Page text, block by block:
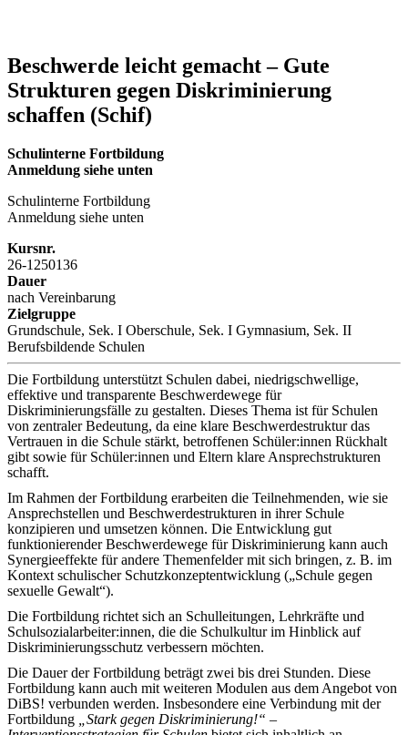
Beschwerde leicht gemacht – Gute
Strukturen gegen Diskriminierung
schaffen (Schif)
Schulinterne Fortbildung
Anmeldung siehe unten
Schulinterne Fortbildung
Anmeldung siehe unten
Kursnr.
26-1250136
Dauer
nach Vereinbarung
Zielgruppe
Grundschule, Sek. I Oberschule, Sek. I Gymnasium, Sek. II
Berufsbildende Schulen
Die Fortbildung unterstützt Schulen dabei, niedrigschwellige,
effektive und transparente Beschwerdewege für
Diskriminierungsfälle zu gestalten. Dieses Thema ist für Schulen
von zentraler Bedeutung, da eine klare Beschwerdestruktur das
Vertrauen in die Schule stärkt, betroffenen Schüler:innen Rückhalt
gibt sowie für Schüler:innen und Eltern klare Ansprechstrukturen
schafft.
Im Rahmen der Fortbildung erarbeiten die Teilnehmenden, wie sie
Ansprechstellen und Beschwerdestrukturen in ihrer Schule
konzipieren und umsetzen können. Die Entwicklung gut
funktionierender Beschwerdewege für Diskriminierung kann auch
Synergieeffekte für andere Themenfelder mit sich bringen, z. B. im
Kontext schulischer Schutzkonzeptentwicklung („Schule gegen
sexuelle Gewalt“).
Die Fortbildung richtet sich an Schulleitungen, Lehrkräfte und
Schulsozialarbeiter:innen, die die Schulkultur im Hinblick auf
Diskriminierungsschutz verbessern möchten.
Die Dauer der Fortbildung beträgt zwei bis drei Stunden. Diese
Fortbildung kann auch mit weiteren Modulen aus dem Angebot von
DiBS! verbunden werden. Insbesondere eine Verbindung mit der
Fortbildung
„Stark gegen Diskriminierung!“ –